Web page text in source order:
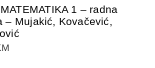
1 – radna
– Mujakić, Kovačević,